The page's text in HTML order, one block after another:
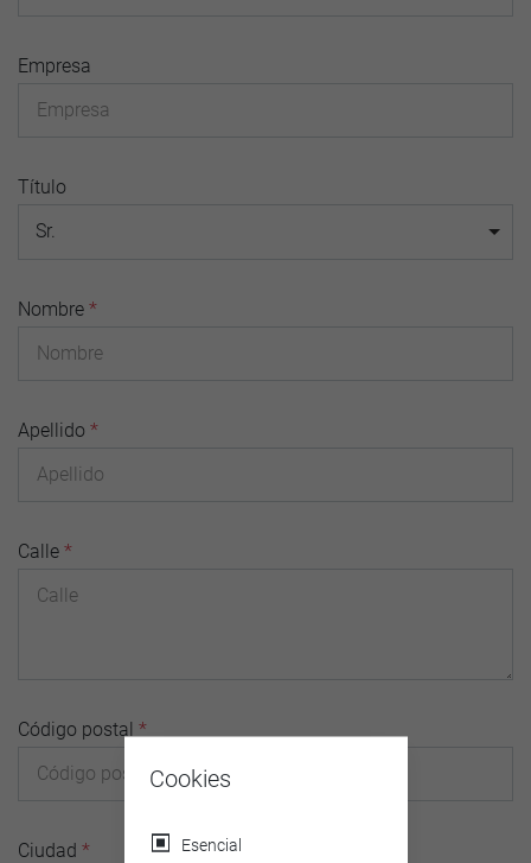
Empresa
Título
Sr.
Nombre *
Apellido *
Calle *
Código postal *
Ciudad *
Cookies
Esencial